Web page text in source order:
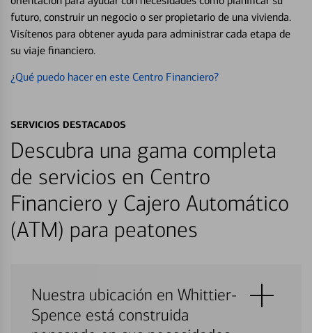
futuro, construir un negocio o ser propietario de una vivienda.
Visítenos para obtener ayuda para administrar cada etapa de
su viaje financiero.
¿Qué puedo hacer en este Centro Financiero?
SERVICIOS DESTACADOS
Descubra una gama completa
de servicios en Centro
Financiero y Cajero Automático
(ATM) para peatones
Nuestra ubicación en Whittier-
Spence está construida